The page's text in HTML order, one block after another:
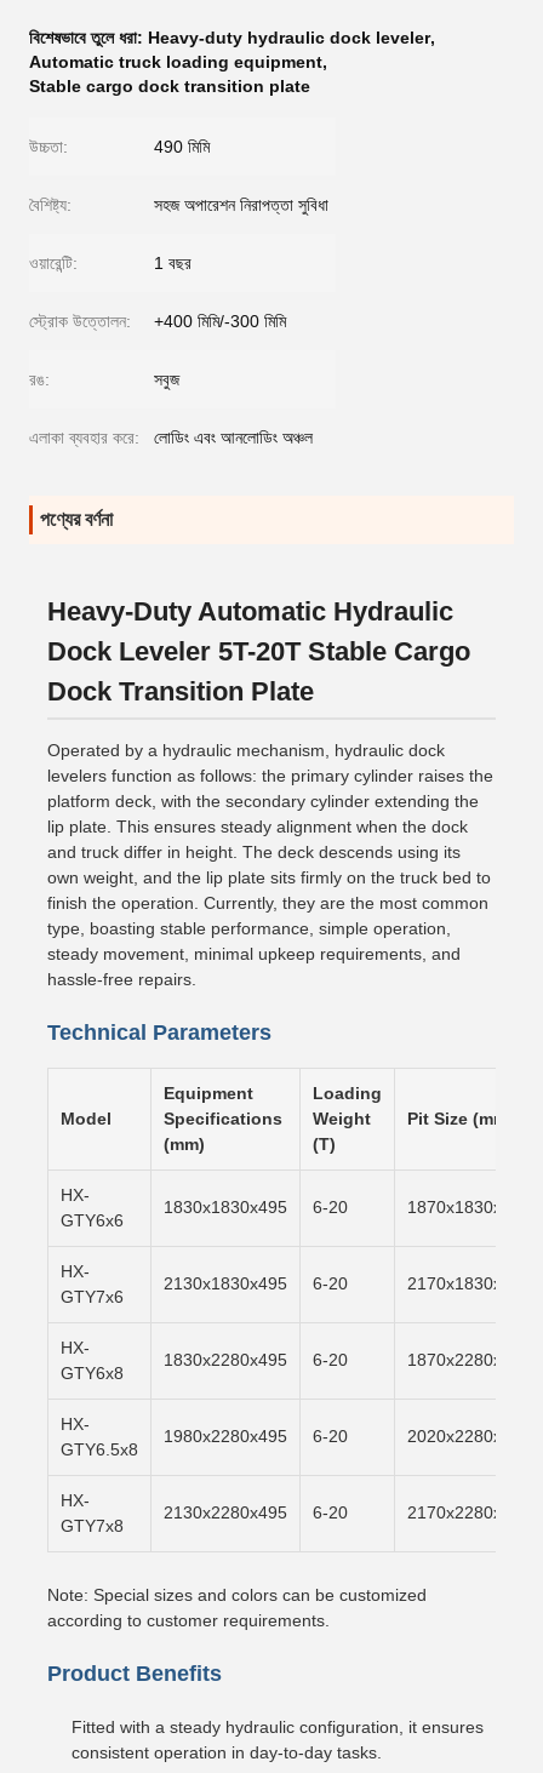
বিশেষভাবে তুলে ধরা: Heavy-duty hydraulic dock leveler,
Automatic truck loading equipment,
Stable cargo dock transition plate
উচ্চতা: 490 মিমি
বৈশিষ্ট্য: সহজ অপারেশন নিরাপত্তা সুবিধা
ওয়ারেন্টি: 1 বছর
স্ট্রোক উত্তোলন: +400 মিমি/-300 মিমি
রঙ: সবুজ
এলাকা ব্যবহার করে: লোডিং এবং আনলোডিং অঞ্চল
পণ্যের বর্ণনা
Heavy-Duty Automatic Hydraulic
Dock Leveler 5T-20T Stable Cargo
Dock Transition Plate
Operated by a hydraulic mechanism, hydraulic dock
levelers function as follows: the primary cylinder raises the
platform deck, with the secondary cylinder extending the
lip plate. This ensures steady alignment when the dock
and truck differ in height. The deck descends using its
own weight, and the lip plate sits firmly on the truck bed to
finish the operation. Currently, they are the most common
type, boasting stable performance, simple operation,
steady movement, minimal upkeep requirements, and
hassle-free repairs.
Technical Parameters
Model
Equipment
Specifications
(mm)
Loading
Weight
(T)
Pit Size (mm)
HX-
GTY6x6
1830x1830x495 6-20 1870x1830x500
HX-
GTY7x6
2130x1830x495 6-20 2170x1830x500
HX-
GTY6x8
1830x2280x495 6-20 1870x2280x500
HX-
GTY6.5x8
1980x2280x495 6-20 2020x2280x500
HX-
GTY7x8
2130x2280x495 6-20 2170x2280x500
Note: Special sizes and colors can be customized
according to customer requirements.
Product Benefits
Fitted with a steady hydraulic configuration, it ensures
consistent operation in day-to-day tasks.